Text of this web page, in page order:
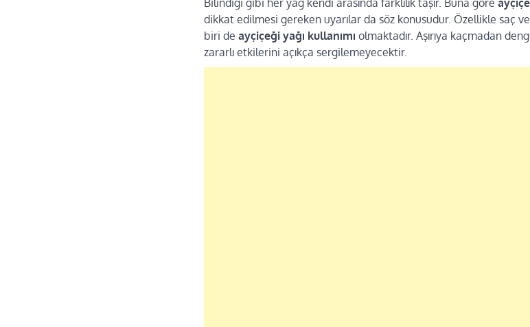
Bilindiği gibi her yağ kendi arasında farklılık taşır. Buna göre
dikkat edilmesi gereken uyarılar da söz konusudur. Özellikle saç
biri de ayçiçeği yağı kullanımı olmaktadır. Aşırıya kaçmadan
zararlı etkilerini açıkça sergilemeyecektir.